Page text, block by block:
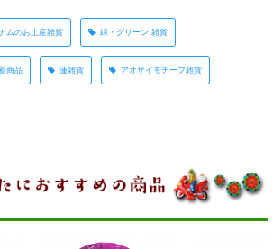
ムのお土産雑貨 緑・グリーン 雑貨
商品 蓮雑貨 アオザイモチーフ雑貨